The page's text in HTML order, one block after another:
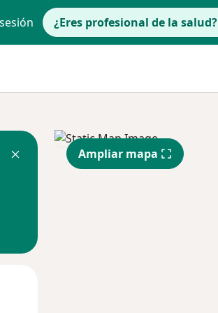
¿Eres profesional de la salud?
Ampliar mapa